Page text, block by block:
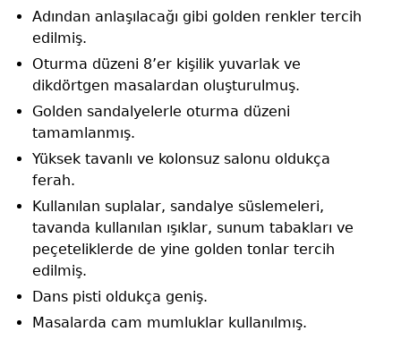
Adından anlaşılacağı gibi golden renkler tercih
edilmiş.
Oturma düzeni 8’er kişilik yuvarlak ve
dikdörtgen masalardan oluşturulmuş.
Golden sandalyelerle oturma düzeni
tamamlanmış.
Yüksek tavanlı ve kolonsuz salonu oldukça
ferah.
Kullanılan suplalar, sandalye süslemeleri,
tavanda kullanılan ışıklar, sunum tabakları ve
peçeteliklerde de yine golden tonlar tercih
edilmiş.
Dans pisti oldukça geniş.
Masalarda cam mumluklar kullanılmış.